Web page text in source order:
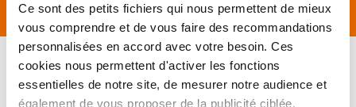
Ce sont des petits fichiers qui nous permettent de mieux
vous comprendre et de vous faire des recommandations
personnalisées en accord avec votre besoin. Ces
cookies nous permettent d'activer les fonctions
essentielles de notre site, de mesurer notre audience et
également de vous proposer de la publicité ciblée.
Avis
VOUS POURRIEZ ÉGALEMENT ÊTRE INTÉRESSÉ